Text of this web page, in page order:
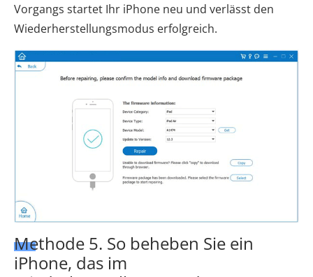
Vorgangs startet Ihr iPhone neu und verlässt den
Wiederherstellungsmodus erfolgreich.
Methode 5. So beheben Sie ein
iPhone, das im